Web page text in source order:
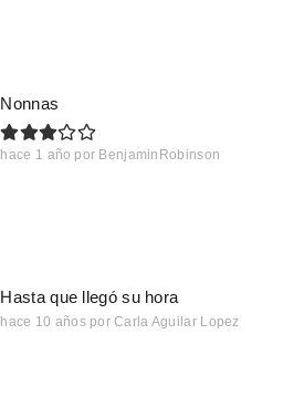
Nonnas
hace 1 año por BenjaminRobinson
Hasta que llegó su hora
hace 10 años por Carla Aguilar Lopez